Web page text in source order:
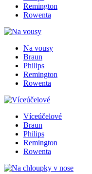
Remington
Rowenta
Na vousy
Braun
Philips
Remington
Rowenta
Víceúčelové
Braun
Philips
Remington
Rowenta